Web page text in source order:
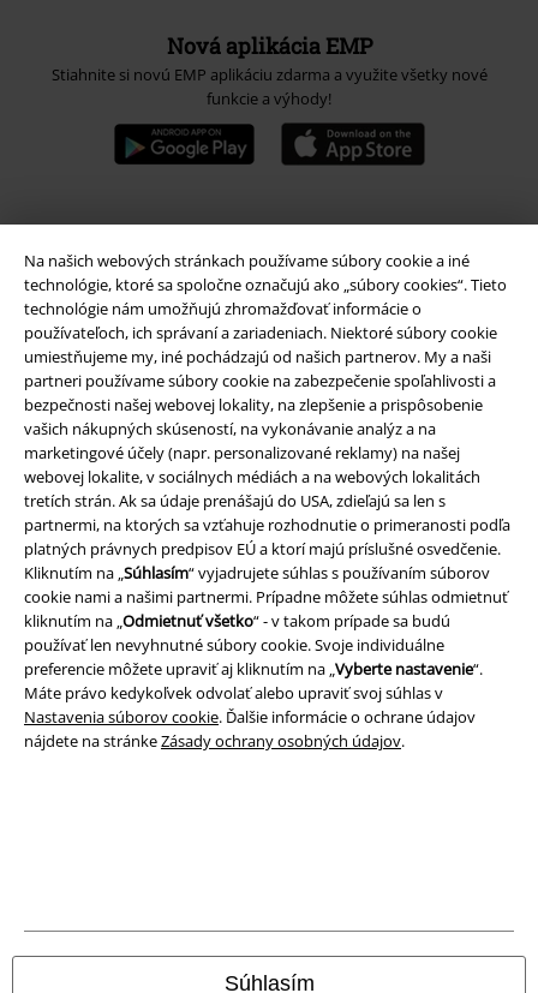
Na našich webových stránkach používame súbory cookie a iné
technológie, ktoré sa spoločne označujú ako „súbory cookies“. Tieto
technológie nám umožňujú zhromažďovať informácie o
používateľoch, ich správaní a zariadeniach. Niektoré súbory cookie
umiestňujeme my, iné pochádzajú od našich partnerov. My a naši
partneri používame súbory cookie na zabezpečenie spoľahlivosti a
bezpečnosti našej webovej lokality, na zlepšenie a prispôsobenie
vašich nákupných skúseností, na vykonávanie analýz a na
marketingové účely (napr. personalizované reklamy) na našej
webovej lokalite, v sociálnych médiách a na webových lokalitách
tretích strán. Ak sa údaje prenášajú do USA, zdieľajú sa len s
partnermi, na ktorých sa vzťahuje rozhodnutie o primeranosti podľa
platných právnych predpisov EÚ a ktorí majú príslušné osvedčenie.
Kliknutím na „Súhlasím“ vyjadrujete súhlas s používaním súborov
cookie nami a našimi partnermi. Prípadne môžete súhlas odmietnuť
kliknutím na „Odmietnuť všetko“ - v takom prípade sa budú
používať len nevyhnutné súbory cookie. Svoje individuálne
preferencie môžete upraviť aj kliknutím na „Vyberte nastavenie“.
Máte právo kedykoľvek odvolať alebo upraviť svoj súhlas v
Nastavenia súborov cookie. Ďalšie informácie o ochrane údajov
nájdete na stránkeZásady ochrany osobných údajov.
Súhlasím
Nová aplikácia EMP
Stiahnite si novú EMP aplikáciu zdarma a využite všetky nové
funkcie a výhody!
A Warner Music Group Company
Právne informácie
Podmienky
Imprint
Ochrana osobných údajov
Nastavenia súborov cookie